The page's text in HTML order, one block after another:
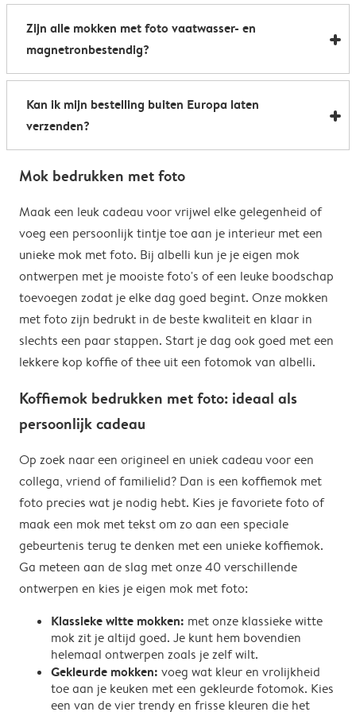
de kantine op het werk te voorzien van stijlvolle
koffiemokken met foto.
Al onze foto mokken hebben de afmetingen 8,2 x 9,5
cm. De inhoud bedraagt 285 ml.
Zijn alle mokken met foto vaatwasser- en
magnetronbestendig?
Bijna allemaal. Onze gepersonaliseerde foto mokken
kunnen zowel in de vaatwasser als in de magnetron.
Heel handig: je kunt er dus uit drinken, je drank
opwarmen en je fotomok na de afwas opnieuw
gebruiken. De enige uitzondering hierop zijn onze
de hand af te wassen om het magische
verrassingseffect zo goed mogelijk te behouden.
Kan ik mijn bestelling buiten Europa laten
verzenden?
afhankelijk van je afleveradres en worden deze tijdens
de verzendkosten voor bestellingen buiten de EU geen
eventuele bijkomende kosten van het land omvatten,
zoals invoerrechten, invoer-btw en douanekosten. Wij
zijn niet verantwoordelijk voor deze kosten. Je kunt
contact opnemen met je lokale douane-autoriteiten
om te zien of er extra kosten moeten worden betaald
voor je bestelling.
Mok bedrukken met foto
Maak een leuk cadeau voor vrijwel elke gelegenheid of
voeg een persoonlijk tintje toe aan je interieur met een
unieke mok met foto. Bij albelli kun je je eigen mok
ontwerpen met je mooiste foto's of een leuke boodschap
toevoegen zodat je elke dag goed begint. Onze mokken
met foto zijn bedrukt in de beste kwaliteit en klaar in
slechts een paar stappen. Start je dag ook goed met een
lekkere kop koffie of thee uit een fotomok van albelli.
Koffiemok bedrukken met foto: ideaal als
persoonlijk cadeau
Op zoek naar een origineel en uniek cadeau voor een
collega, vriend of familielid? Dan is een koffiemok met
foto precies wat je nodig hebt. Kies je favoriete foto of
maak een mok met tekst om zo aan een speciale
gebeurtenis terug te denken met een unieke koffiemok.
Ga meteen aan de slag met onze 40 verschillende
ontwerpen en kies je eigen mok met foto:
Klassieke witte mokken: met onze klassieke witte
mok zit je altijd goed. Je kunt hem bovendien
helemaal ontwerpen zoals je zelf wilt.
Gekleurde mokken: voeg wat kleur en vrolijkheid
toe aan je keuken met een gekleurde fotomok. Kies
een van de vier trendy en frisse kleuren die het